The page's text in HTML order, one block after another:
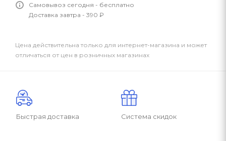
Самовывоз сегодня - бесплатно
Доставка завтра - 390 ₽
Цена действительна только для интернет-магазина и может
отличаться от цен в розничных магазинах
Быстрая доставка Система скидок